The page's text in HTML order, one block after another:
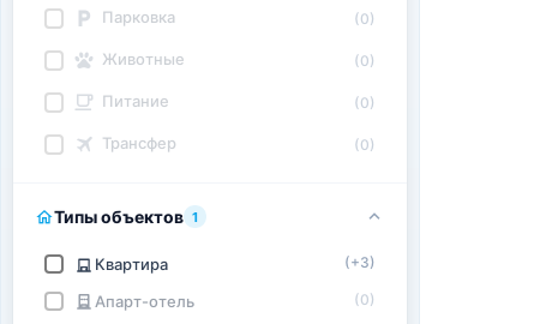
Парковка (0)
Животные (0)
Питание (0)
Трансфер (0)
Типы объектов 1
Квартира (+3)
Апарт-отель (0)